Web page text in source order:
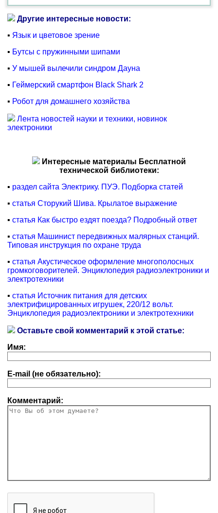
Другие интересные новости:
▪ Язык и цветовое зрение
▪ Бутсы с пружинными шипами
▪ У мышей вылечили синдром Дауна
▪ Геймерский смартфон Black Shark 2
▪ Робот для домашнего хозяйства
Лента новостей науки и техники, новинок
электроники
Интересные материалы Бесплатной
технической библиотеки:
▪ раздел сайта Электрику. ПУЭ. Подборка статей
▪ статья Сторукий Шива. Крылатое выражение
▪ статья Как быстро ездят поезда? Подробный ответ
▪ статья Машинист передвижных малярных станций.
Типовая инструкция по охране труда
▪ статья Акустическое оформление многополосных
громкоговорителей. Энциклопедия радиоэлектроники и
электротехники
▪ статья Источник питания для детских
электрифицированных игрушек, 220/12 вольт.
Энциклопедия радиоэлектроники и электротехники
Оставьте свой комментарий к этой статье:
Имя:
E-mail (не обязательно):
Комментарий: